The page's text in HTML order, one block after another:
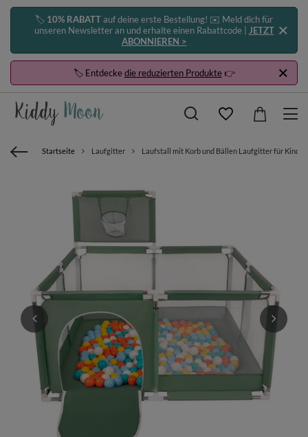
🏷️ 10% RABATTauf deine erste Bestellung! ✉️ Meld dich für
unseren Newsletter an und erhalte einen Rabattcode | JETZT
ABONNIEREN >
🏷️ Entdeckedie reduzierten Produkte👉
Startseite Laufgitter Laufstall mit Korb und Bällen Laufgitter für